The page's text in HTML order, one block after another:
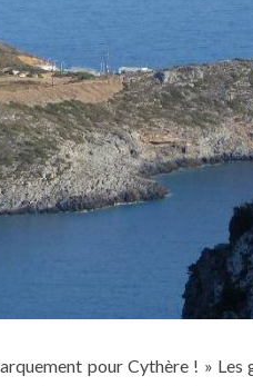
pour Cythère ! »